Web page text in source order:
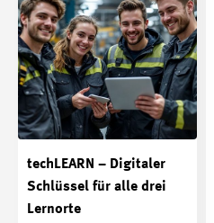
techLEARN – Digitaler
Schlüssel für alle drei
Lernorte